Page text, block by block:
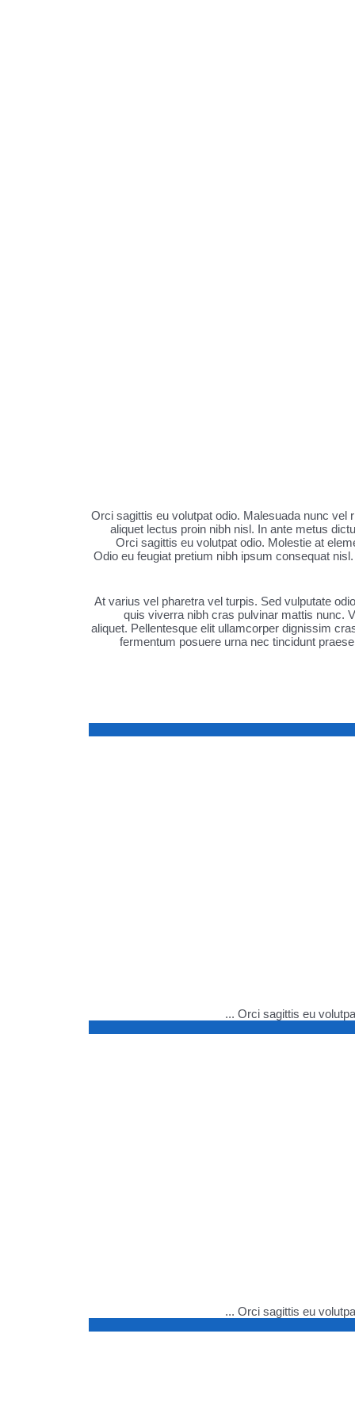
Orci sagittis eu volutpat odio. Malesuada nunc
aliquet lectus proin nibh nisl. In ante metus
Orci sagittis eu volutpat odio. Molestie at
Odio eu feugiat pretium nibh ipsum consequat
At varius vel pharetra vel turpis. Sed vulputate
quis viverra nibh cras pulvinar mattis nunc.
aliquet. Pellentesque elit ullamcorper dignissim
fermentum posuere urna nec tincidunt
Orci sagittis eu
Orci sagittis eu